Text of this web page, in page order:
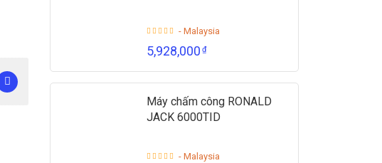
- Malaysia
5,928,000₫
Máy chấm công RONALD
JACK 6000TID
- Malaysia